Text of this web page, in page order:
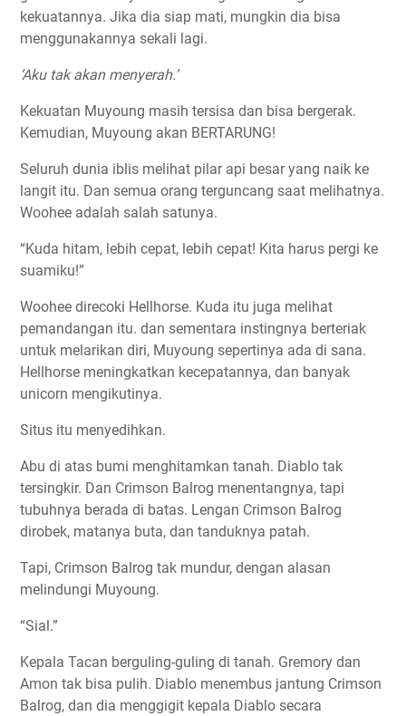
kekuatannya. Jika dia siap mati, mungkin dia bisa
menggunakannya sekali lagi.
‘Aku tak akan menyerah.’
Kekuatan Muyoung masih tersisa dan bisa bergerak.
Kemudian, Muyoung akan BERTARUNG!
Seluruh dunia iblis melihat pilar api besar yang naik ke
langit itu. Dan semua orang terguncang saat melihatnya.
Woohee adalah salah satunya.
“Kuda hitam, lebih cepat, lebih cepat! Kita harus pergi ke
suamiku!”
Woohee direcoki Hellhorse. Kuda itu juga melihat
pemandangan itu. dan sementara instingnya berteriak
untuk melarikan diri, Muyoung sepertinya ada di sana.
Hellhorse meningkatkan kecepatannya, dan banyak
unicorn mengikutinya.
Situs itu menyedihkan.
Abu di atas bumi menghitamkan tanah. Diablo tak
tersingkir. Dan Crimson Balrog menentangnya, tapi
tubuhnya berada di batas. Lengan Crimson Balrog
dirobek, matanya buta, dan tanduknya patah.
Tapi, Crimson Balrog tak mundur, dengan alasan
melindungi Muyoung.
“Sial.”
Kepala Tacan berguling-guling di tanah. Gremory dan
Amon tak bisa pulih. Diablo menembus jantung Crimson
Balrog, dan dia menggigit kepala Diablo secara